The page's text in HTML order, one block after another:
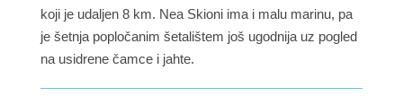
koji je udaljen 8 km. Nea Skioni ima i malu marinu, pa
je šetnja popločanim šetalištem još ugodnija uz pogled
na usidrene čamce i jahte.